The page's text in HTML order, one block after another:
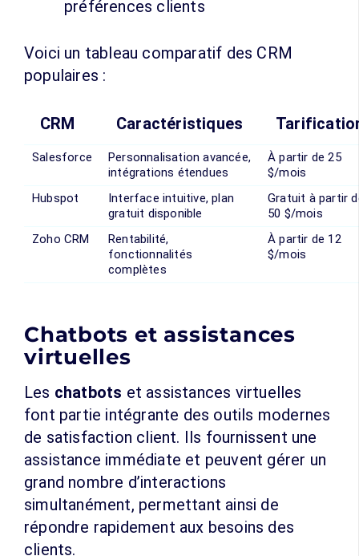
préférences clients
Voici un tableau comparatif des CRM
populaires :
CRM Caractéristiques
Salesforce
Personnalisation avancée,
intégrations étendues
À partir de 25
$/mois
Hubspot
Interface intuitive, plan
gratuit disponible
Gratuit à partir
50 $/mois
Zoho CRM
Rentabilité,
fonctionnalités
complètes
À partir de 12
$/mois
Chatbots et assistances
virtuelles
Les chatbots et assistances virtuelles
font partie intégrante des outils modernes
de satisfaction client. Ils fournissent une
assistance immédiate et peuvent gérer un
grand nombre d’interactions
simultanément, permettant ainsi de
répondre rapidement aux besoins des
clients.